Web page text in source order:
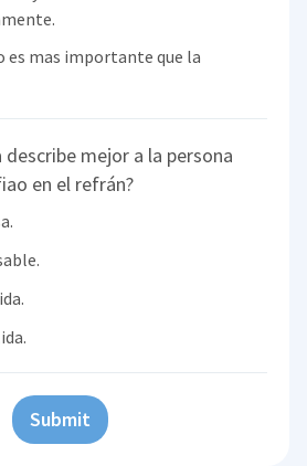
es mas importante que la
describe mejor a la persona
en el refrán?
Submit